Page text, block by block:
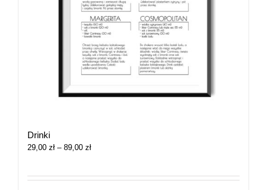
Drinki
29,00 zł – 89,00 złZakres
29,00 zł